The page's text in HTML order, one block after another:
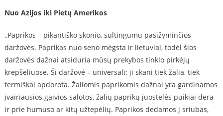
Nuo Azijos iki Pietų Amerikos
„Paprikos – pikantiško skonio, sultingumu pasižyminčios
daržovės. Paprikas nuo seno mėgsta ir lietuviai, todėl šios
daržovės dažnai atsiduria mūsų prekybos tinklo pirkėjų
krepšeliuose. Ši daržovė – universali: ji skani tiek žalia, tiek
termiškai apdorota. Žaliomis paprikomis dažnai yra gardinamos
įvairiausios gaivios salotos, žalių paprikų juostelės puikiai dera
ir prie humuso ar kitų užtepėlių. Paprikos dedamos į sriubas,